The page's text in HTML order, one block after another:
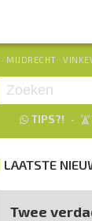
· MIJDRECHT ·
TIPS?! ·
LAATSTE
Twee